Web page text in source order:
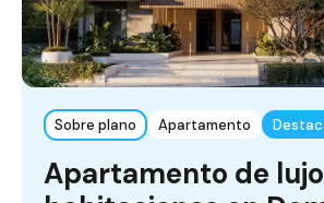
Sobre plano Apartamento
Apartamento de